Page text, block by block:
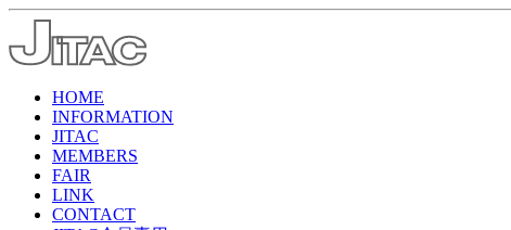
HOME
INFORMATION
JITAC
MEMBERS
FAIR
LINK
CONTACT